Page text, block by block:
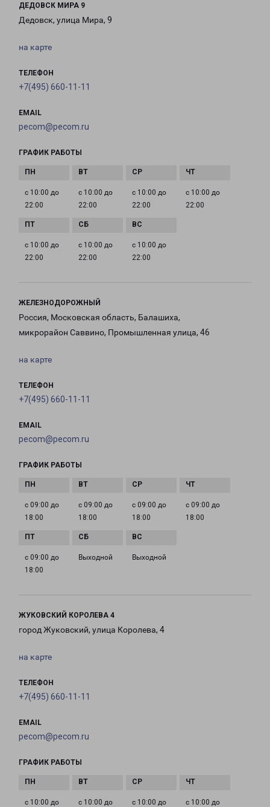
ДЕДОВСК МИРА 9
Дедовск, улица Мира, 9
на карте
ТЕЛЕФОН
+7(495) 660-11-11
EMAIL
pecom@pecom.ru
ГРАФИК РАБОТЫ
с 10:00 до
22:00
с 10:00 до
22:00
с 10:00 до
22:00
с 10:00 до
22:00
с 10:00 до
22:00
с 10:00 до
22:00
с 10:00 до
22:00
ЖЕЛЕЗНОДОРОЖНЫЙ
Россия, Московская область, Балашиха,
микрорайон Саввино, Промышленная улица, 46
на карте
ТЕЛЕФОН
+7(495) 660-11-11
EMAIL
pecom@pecom.ru
ГРАФИК РАБОТЫ
с 09:00 до
18:00
с 09:00 до
18:00
с 09:00 до
18:00
с 09:00 до
18:00
с 09:00 до
18:00
Выходной Выходной
ЖУКОВСКИЙ КОРОЛЕВА 4
город Жуковский, улица Королева, 4
на карте
ТЕЛЕФОН
+7(495) 660-11-11
EMAIL
pecom@pecom.ru
ГРАФИК РАБОТЫ
с 10:00 до
с 10:00 до
с 10:00 до
с 10:00 до